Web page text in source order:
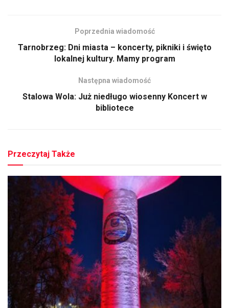
Poprzednia wiadomość
Tarnobrzeg: Dni miasta – koncerty, pikniki i święto
lokalnej kultury. Mamy program
Następna wiadomość
Stalowa Wola: Już niedługo wiosenny Koncert w
bibliotece
Przeczytaj Także